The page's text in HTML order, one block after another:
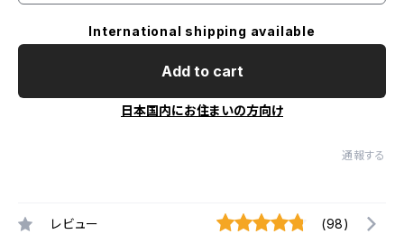
International shipping available
Add to cart
日本国内にお住まいの方向け
通報する
レビュー (98)